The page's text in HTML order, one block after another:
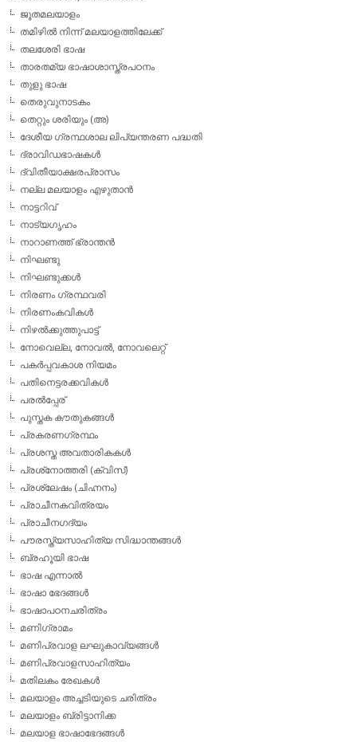
ജൂതമലയാളം
തമിഴില്‍ നിന്ന് മലയാളത്തിലേക്ക്
തലശേരി ഭാഷ
താരതമ്യ ഭാഷാശാസ്ത്രപഠനം
തുളു ഭാഷ
തെരുവുനാടകം
തെറ്റും ശരിയും (അ)
ദേശീയ ഗ്രന്ഥശാല ലിപ്യന്തരണ പദ്ധതി
ദ്രാവിഡഭാഷകള്‍
ദ്വിതീയാക്ഷരപ്രാസം
നല്ല മലയാളം എഴുതാന്‍
നാട്ടറിവ്
നാട്യഗൃഹം
നാറാണത്ത് ഭ്രാന്തന്‍
നിഘണ്ടു
നിഘണ്ടുക്കള്‍
നിരണം ഗ്രന്ഥവരി
നിരണംകവികള്‍
നിഴല്‍ക്കുത്തുപാട്ട്
നോവെല്ല, നോവല്‍, നോവലെറ്റ്
പകര്‍പ്പവകാശ നിയമം
പതിനെട്ടരക്കവികള്‍
പരല്‍പ്പേര്
പുസ്തക കൗതുകങ്ങള്‍
പ്രകരണഗ്രന്ഥം
പ്രശസ്ത അവതാരികകള്‍
പ്രശ്‌നോത്തരി (ക്വിസ്)
പ്രശ്ലേഷം (ചിഹ്നനം)
പ്രാചീനകവിത്രയം
പ്രാചീനഗദ്യം
പൗരസ്ത്യസാഹിത്യ സിദ്ധാന്തങ്ങള്‍
ബ്രഹൂയി ഭാഷ
ഭാഷ എന്നാല്‍
ഭാഷാ ഭേദങ്ങള്‍
ഭാഷാപഠനചരിത്രം
മണിഗ്രാമം
മണിപ്രവാള ലഘുകാവ്യങ്ങള്‍
മണിപ്രവാളസാഹിത്യം
മതിലകം രേഖകള്‍
മലയാളം അച്ചടിയുടെ ചരിത്രം
മലയാളം ബ്രിട്ടാനിക്ക
മലയാള ഭാഷാഭേദങ്ങള്‍